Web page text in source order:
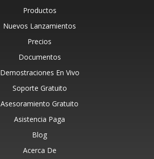
Productos
Nuevos Lanzamientos
Precios
Documentos
Demostraciones En Vivo
Soporte Gratuito
Asesoramiento Gratuito
Asistencia Paga
Blog
Acerca De